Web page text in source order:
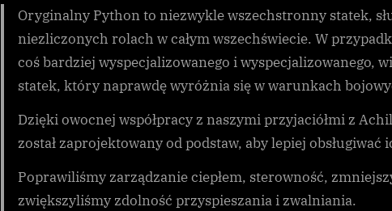
Oryginalny Python to niezwykle wszechstronny statek,
niezliczonych rolach w całym wszechświecie. W
coś bardziej wyspecjalizowanego i wyspecjalizowanego,
statek, który naprawdę wyróżnia się w warunkach
Dzięki owocnej współpracy z naszymi przyjaciółmi z
został zaprojektowany od podstaw, aby lepiej
Poprawiliśmy zarządzanie ciepłem, sterowność,
zwiększyliśmy zdolność przyspieszania i zwalniania.